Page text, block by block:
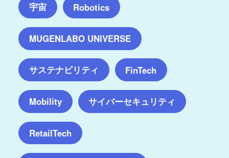
宇宙 Robotics
MUGENLABO UNIVERSE
サステナビリティ FinTech
Mobility サイバーセキュリティ
RetailTech